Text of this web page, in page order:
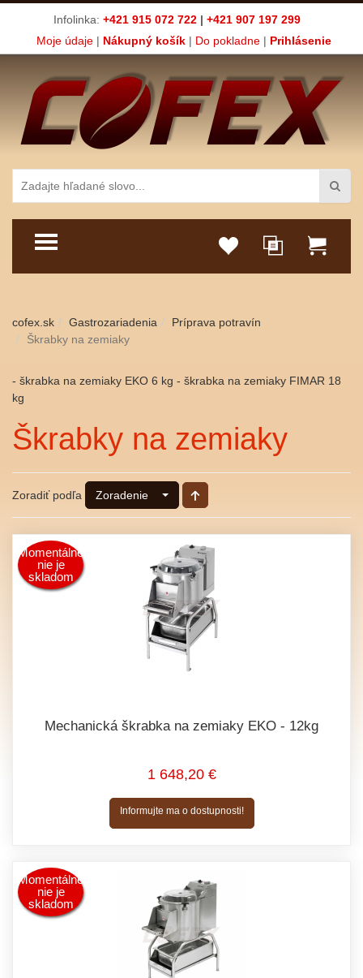
Infolinka: +421 915 072 722 | +421 907 197 299
Moje údaje| Nákupný košík| Do pokladne| Prihlásenie
TOGGLE MENU
cofex.sk Gastrozariadenia
Príprava potravín
Škrabky na zemiaky
- škrabka na zemiaky EKO 6 kg - škrabka na zemiaky FIMAR 18
kg
Škrabky na zemiaky
Zoradiť podľa Zoradenie
Momentálne
nie je
skladom
Mechanická škrabka na zemiaky EKO - 12kg
1 648,20 €
Informujte ma o dostupnosti!
Momentálne
nie je
skladom